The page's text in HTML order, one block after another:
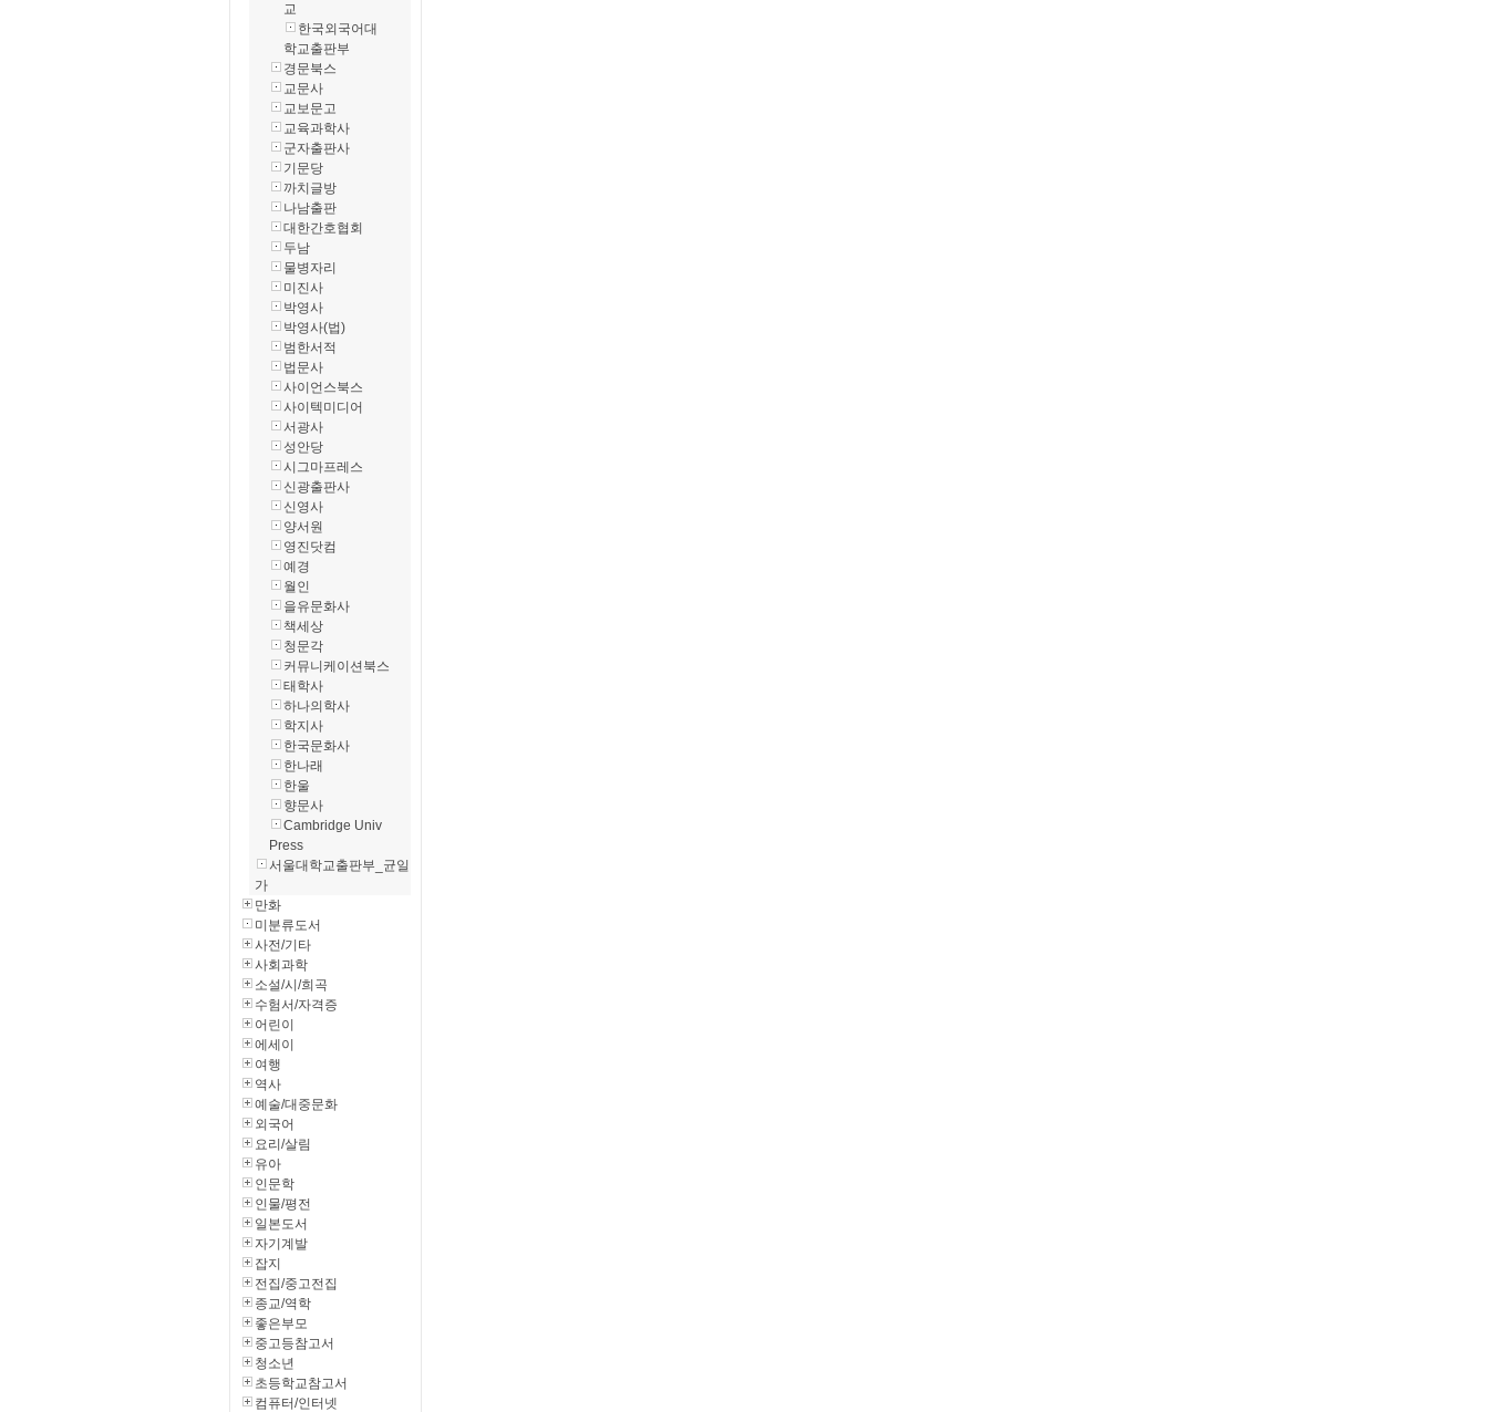
교
한국외국어대
학교출판부
경문북스
교문사
교보문고
교육과학사
군자출판사
기문당
까치글방
나남출판
대한간호협회
두남
물병자리
미진사
박영사
박영사(법)
범한서적
법문사
사이언스북스
사이텍미디어
서광사
성안당
시그마프레스
신광출판사
신영사
양서원
영진닷컴
예경
월인
을유문화사
책세상
청문각
커뮤니케이션북스
태학사
하나의학사
학지사
한국문화사
한나래
한울
향문사
Cambridge Univ
Press
서울대학교출판부_균일
가
만화
미분류도서
사전/기타
사회과학
소설/시/희곡
수험서/자격증
어린이
에세이
여행
역사
예술/대중문화
외국어
요리/살림
유아
인문학
인물/평전
일본도서
자기계발
잡지
전집/중고전집
종교/역학
좋은부모
중고등참고서
청소년
초등학교참고서
컴퓨터/인터넷